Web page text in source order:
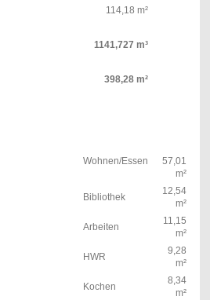
114,18 m²
1141,727 m³
398,28 m²
Wohnen/Essen
57,01
m²
Bibliothek
12,54
m²
Arbeiten
11,15
m²
HWR
9,28
m²
Kochen
8,34
m²